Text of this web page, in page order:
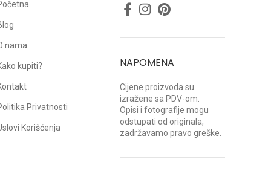
nama
kupiti?
Privatnosti
Korišćenja
NAPOMENA
Cijene proizvoda su
izražene sa PDV-om.
Opisi i fotografije mogu
odstupati od originala,
zadržavamo pravo greške.